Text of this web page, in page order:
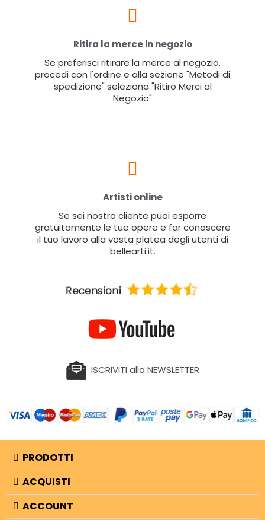
Ritira la merce in negozio
Se preferisci ritirare la merce al negozio,
procedi con l'ordine e alla sezione "Metodi di
spedizione" seleziona "Ritiro Merci al
Negozio"
Artisti online
Se sei nostro cliente puoi esporre
gratuitamente le tue opere e far conoscere
il tuo lavoro alla vasta platea degli utenti di
bellearti.it.
ISCRIVITI alla NEWSLETTER
PRODOTTI
ACQUISTI
ACCOUNT